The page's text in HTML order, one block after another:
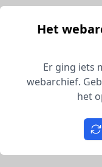
Het
Er ging iets
webarchief.
het